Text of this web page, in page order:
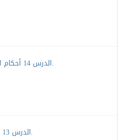
الدرس 14 أحكام الإجهاض في الشريعة الإسلامية.
الدرس 13 التلقيح المجهري، وطفل الأنابيب.